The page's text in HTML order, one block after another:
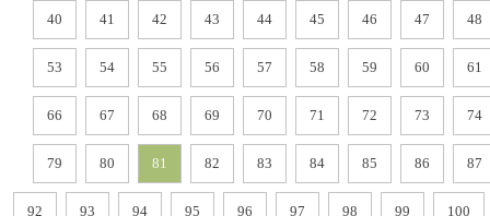
40 41 42 43 44 45 46 47 48
53 54 55 56 57 58 59 60 61
66 67 68 69 70 71 72 73 74
79 80 81 82 83 84 85 86 87
92 93 94 95 96 97 98 99 100